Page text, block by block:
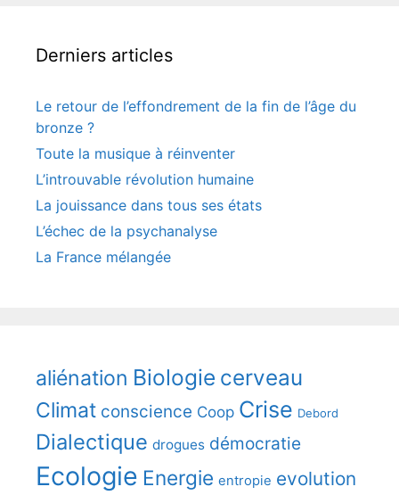
Derniers articles
Le retour de l’effondrement de la fin de l’âge du
bronze ?
Toute la musique à réinventer
L’introuvable révolution humaine
La jouissance dans tous ses états
L’échec de la psychanalyse
La France mélangée
aliénation Biologie cerveau
Climat conscience Coop Crise Debord
Dialectique drogues démocratie
Ecologie Energie entropie evolution